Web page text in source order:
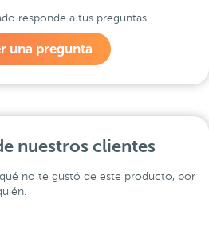
responde a tus preguntas
una pregunta
nuestros clientes
no te gustó de este producto, por